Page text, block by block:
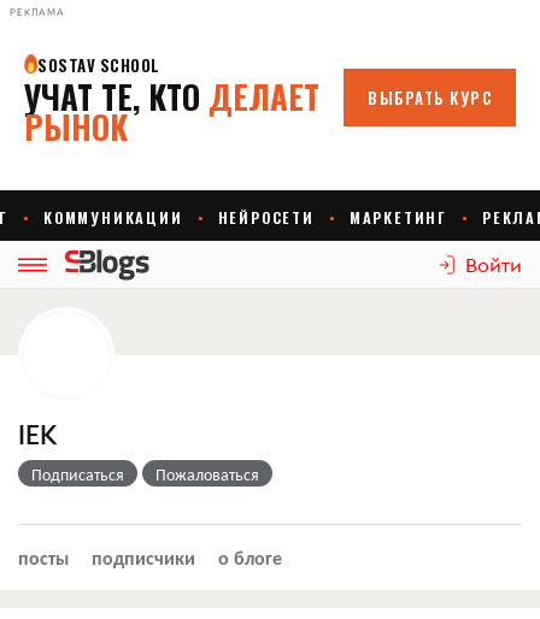
РЕКЛАМА
Войти
IEK
Подписаться Пожаловаться
посты подписчики о блоге